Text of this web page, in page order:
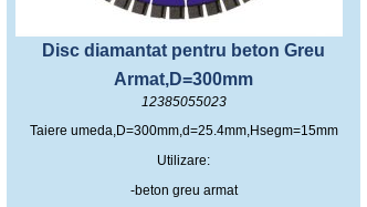
Disc diamantat pentru beton Greu
Armat,D=300mm
12385055023
Taiere umeda,D=300mm,d=25.4mm,Hsegm=15mm
Utilizare:
-beton greu armat